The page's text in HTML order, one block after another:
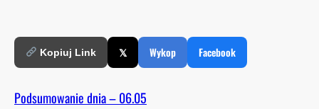
Kopiuj Link 𝕏 Wykop Facebook
Podsumowanie dnia – 06.05